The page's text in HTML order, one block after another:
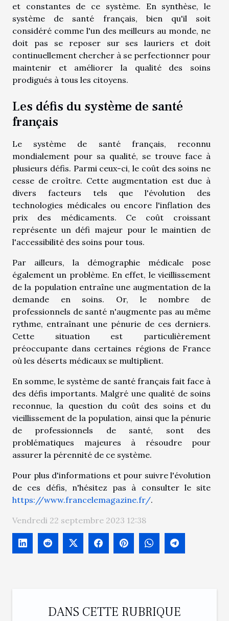
et constantes de ce système. En synthèse, le
système de santé français, bien qu'il soit
considéré comme l'un des meilleurs au monde, ne
doit pas se reposer sur ses lauriers et doit
continuellement chercher à se perfectionner pour
maintenir et améliorer la qualité des soins
prodigués à tous les citoyens.
Les défis du système de santé
français
Le système de santé français, reconnu
mondialement pour sa qualité, se trouve face à
plusieurs défis. Parmi ceux-ci, le coût des soins ne
cesse de croître. Cette augmentation est due à
divers facteurs tels que l'évolution des
technologies médicales ou encore l'inflation des
prix des médicaments. Ce coût croissant
représente un défi majeur pour le maintien de
l'accessibilité des soins pour tous.
Par ailleurs, la démographie médicale pose
également un problème. En effet, le vieillissement
de la population entraîne une augmentation de la
demande en soins. Or, le nombre de
professionnels de santé n'augmente pas au même
rythme, entraînant une pénurie de ces derniers.
Cette situation est particulièrement
préoccupante dans certaines régions de France
où les déserts médicaux se multiplient.
En somme, le système de santé français fait face à
des défis importants. Malgré une qualité de soins
reconnue, la question du coût des soins et du
vieillissement de la population, ainsi que la pénurie
de professionnels de santé, sont des
problématiques majeures à résoudre pour
assurer la pérennité de ce système.
Pour plus d'informations et pour suivre l'évolution
de ces défis, n'hésitez pas à consulter le site
https://www.francelemagazine.fr/.
Vendredi 22 septembre 2023 12:38
DANS CETTE RUBRIQUE